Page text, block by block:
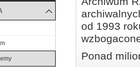
od 1993
Ponad